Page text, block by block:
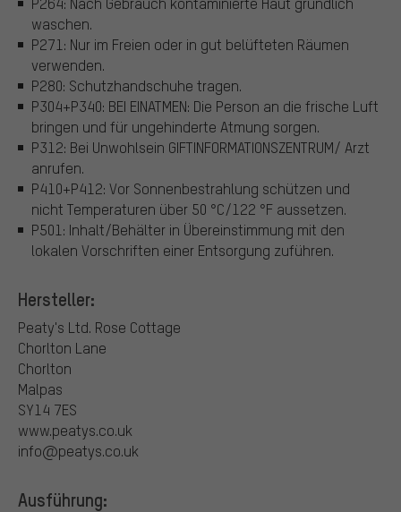
waschen.
P271: Nur im Freien oder in gut belüfteten Räumen
verwenden.
P280: Schutzhandschuhe tragen.
P304+P340: BEI EINATMEN: Die Person an die frische Luft
bringen und für ungehinderte Atmung sorgen.
P312: Bei Unwohlsein GIFTINFORMATIONSZENTRUM/ Arzt
anrufen.
P410+P412: Vor Sonnenbestrahlung schützen und
nicht Temperaturen über 50 °C/122 °F aussetzen.
P501: Inhalt/Behälter in Übereinstimmung mit den
lokalen Vorschriften einer Entsorgung zuführen.
Hersteller:
Peaty's Ltd. Rose Cottage
Chorlton Lane
Chorlton
Malpas
SY14 7ES
www.peatys.co.uk
info@peatys.co.uk
Ausführung: